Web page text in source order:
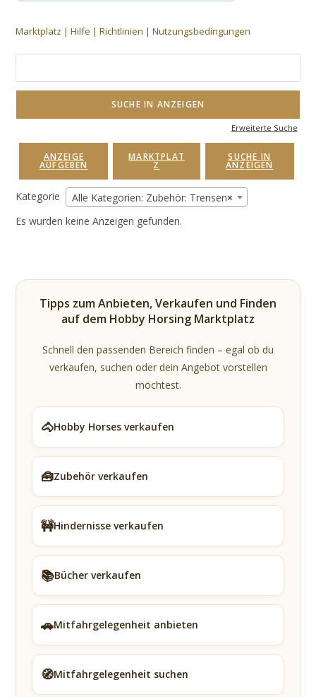
Marktplatz |Hilfe |Richtlinien |Nutzungsbedingungen
nach:
Erweiterte Suche
ANZEIGE
AUFGEBEN
MARKTPLAT
Z
SUCHE IN
ANZEIGEN
Kategorie ×
Alle Kategorien: Zubehör: Trensen
Es wurden keine Anzeigen gefunden.
Tipps zum Anbieten, Verkaufen und Finden
auf dem Hobby Horsing Marktplatz
Schnell den passenden Bereich finden – egal ob du
verkaufen, suchen oder dein Angebot vorstellen
möchtest.
🐴Hobby Horses verkaufen
🧰Zubehör verkaufen
🚧Hindernisse verkaufen
📚Bücher verkaufen
🚗Mitfahrgelegenheit anbieten
🧭Mitfahrgelegenheit suchen